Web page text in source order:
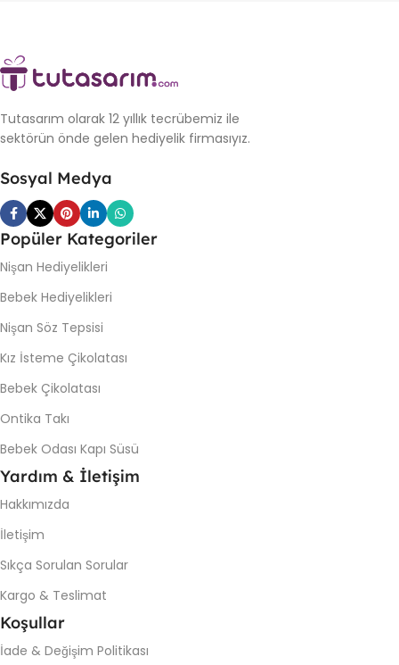
Tutasarım olarak 12 yıllık tecrübemiz ile
sektörün önde gelen hediyelik firmasıyız.
Sosyal Medya
Popüler Kategoriler
Nişan Hediyelikleri
Bebek Hediyelikleri
Nişan Söz Tepsisi
Kız İsteme Çikolatası
Bebek Çikolatası
Ontika Takı
Bebek Odası Kapı Süsü
Yardım & İletişim
Hakkımızda
İletişim
Sıkça Sorulan Sorular
Kargo & Teslimat
Koşullar
İade & Değişim Politikası